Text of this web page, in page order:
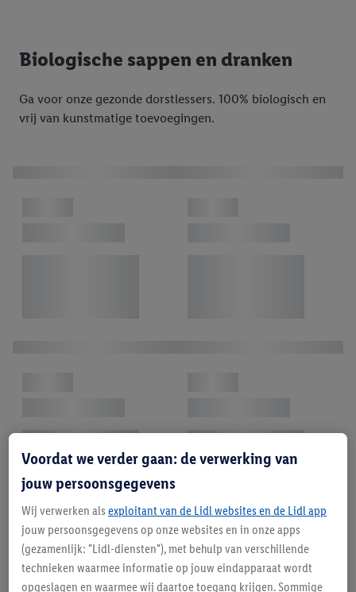
Biologische sappen en dranken
Ga voor onze gezonde dorstlessers. 100% biologisch en
vrij van kunstmatige toevoegingen.
Voordat we verder gaan: de verwerking van
jouw persoonsgegevens
Wij verwerken als exploitant van de Lidl websites en de Lidl app
jouw persoonsgegevens op onze websites en in onze apps
(gezamenlijk: "Lidl-diensten"), met behulp van verschillende
technieken waarmee informatie op jouw eindapparaat wordt
opgeslagen en waarmee wij daartoe toegang krijgen. Sommige